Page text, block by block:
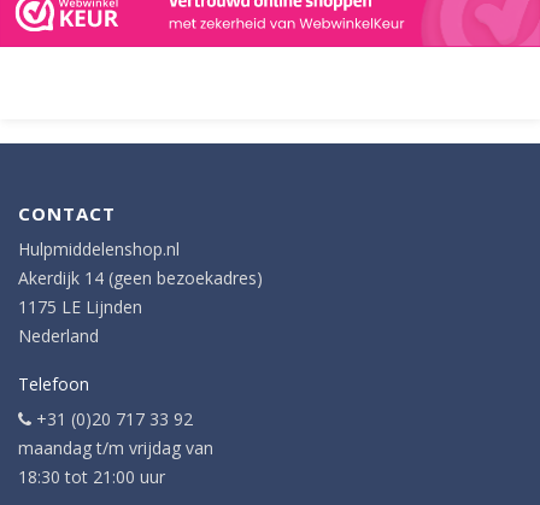
CONTACT
Hulpmiddelenshop.nl
Akerdijk 14 (geen bezoekadres)
1175 LE Lijnden
Nederland
Telefoon
+31 (0)20 717 33 92
maandag t/m vrijdag van
18:30 tot 21:00 uur